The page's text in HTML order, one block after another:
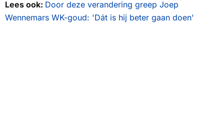
Lees ook: Door deze verandering greep Joep
Wennemars WK-goud: 'Dát is hij beter gaan doen'